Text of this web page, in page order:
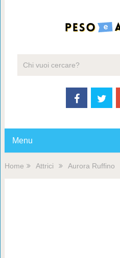
Menu
Home Attrici Aurora Ruffino